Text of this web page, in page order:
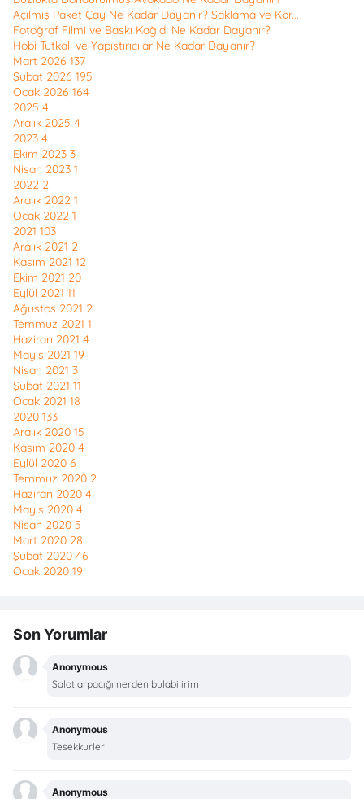
Açılmış Paket Çay Ne Kadar Dayanır? Saklama ve Kor...
Fotoğraf Filmi ve Baskı Kağıdı Ne Kadar Dayanır?
Hobi Tutkalı ve Yapıştırıcılar Ne Kadar Dayanır?
Mart 2026 137
Şubat 2026 195
Ocak 2026 164
2025 4
Aralık 2025 4
2023 4
Ekim 2023 3
Nisan 2023 1
2022 2
Aralık 2022 1
Ocak 2022 1
2021 103
Aralık 2021 2
Kasım 2021 12
Ekim 2021 20
Eylül 2021 11
Ağustos 2021 2
Temmuz 2021 1
Haziran 2021 4
Mayıs 2021 19
Nisan 2021 3
Şubat 2021 11
Ocak 2021 18
2020 133
Aralık 2020 15
Kasım 2020 4
Eylül 2020 6
Temmuz 2020 2
Haziran 2020 4
Mayıs 2020 4
Nisan 2020 5
Mart 2020 28
Şubat 2020 46
Ocak 2020 19
Son Yorumlar
Anonymous
Şalot arpacığı nerden bulabilirim
Anonymous
Tesekkurler
Anonymous